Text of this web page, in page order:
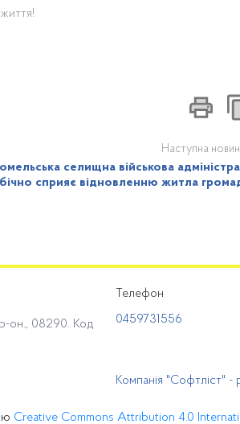
Наступна
селищна військова
сприяє відновленню житла
р-он., 08290. Код
Телефон
0459731556
Компанія "Софтліст"
Creative Commons Attribution 4.0